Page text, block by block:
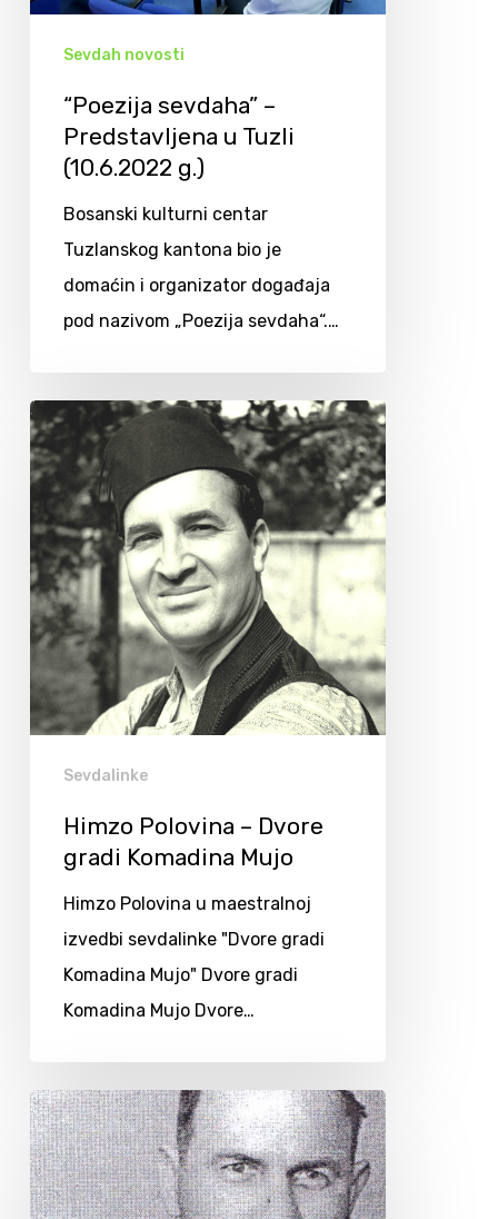
Sevdah novosti
“Poezija sevdaha” –
Predstavljena u Tuzli
(10.6.2022 g.)
Bosanski kulturni centar
Tuzlanskog kantona bio je
domaćin i organizator događaja
pod nazivom „Poezija sevdaha“.…
Sevdalinke
Himzo Polovina – Dvore
gradi Komadina Mujo
Himzo Polovina u maestralnoj
izvedbi sevdalinke "Dvore gradi
Komadina Mujo" Dvore gradi
Komadina Mujo Dvore…